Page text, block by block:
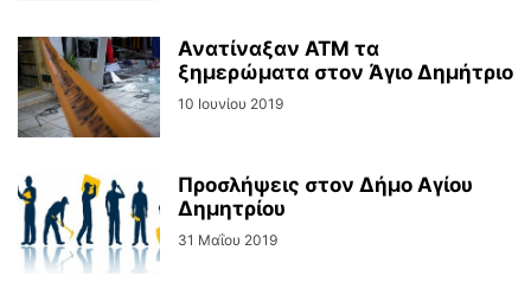
Ανατίναξαν ΑΤΜ τα
ξημερώματα στον Άγιο Δημήτριο
10 Ιουνίου 2019
Προσλήψεις στον Δήμο Αγίου
Δημητρίου
31 Μαΐου 2019